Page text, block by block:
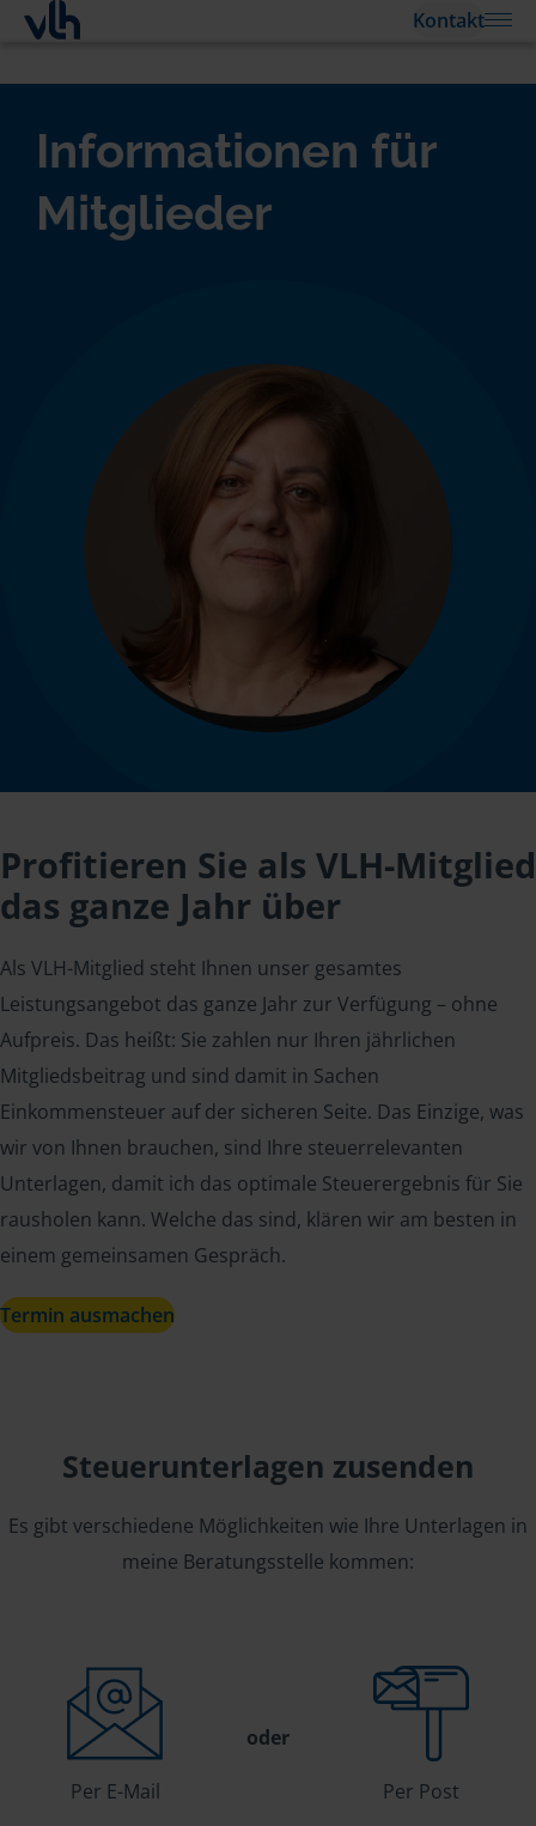
Kontakt
Informationen für
Mitglieder
Profitieren Sie als VLH-Mitglied
das ganze Jahr über
Als VLH-Mitglied steht Ihnen unser gesamtes
Leistungsangebot das ganze Jahr zur Verfügung – ohne
Aufpreis. Das heißt: Sie zahlen nur Ihren jährlichen
Mitgliedsbeitrag und sind damit in Sachen
Einkommensteuer auf der sicheren Seite. Das Einzige, was
wir von Ihnen brauchen, sind Ihre steuerrelevanten
Unterlagen, damit ich das optimale Steuerergebnis für Sie
rausholen kann. Welche das sind, klären wir am besten in
einem gemeinsamen Gespräch.
Termin ausmachen
Steuerunterlagen zusenden
Es gibt verschiedene Möglichkeiten wie Ihre Unterlagen in
meine Beratungsstelle kommen:
Per E-Mail
oder
Per Post